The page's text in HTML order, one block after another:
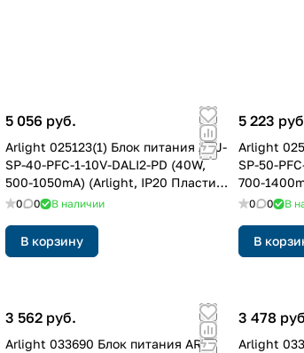
5 056 руб.
Arlight 025123(1) Блок питания ARJ-
SP-40-PFC-1-10V-DALI2-PD (40W,
500-1050mA) (Arlight, IP20 Пластик,
5 лет)
0 0 В наличии
В корзину
5 223
Arlight
SP-50-
700-
5 лет)
0 0 В
В
3 562 руб.
Arlight 033690 Блок питания ARJ-
3 478
Arlight